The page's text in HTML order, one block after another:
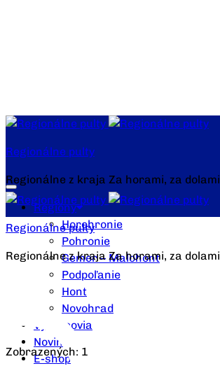
Regionálne pulty
Regionálne z kraja Za horami, za dolami
Regióny
Horehronie
Pohronie
Gemer – Malohont
Podpoľanie
Hont
Novohrad
Výrobcovia
Novinky
E-shop
Regionálne pulty
Regionálne z kraja Za horami, za dolami
Zobrazených: 1